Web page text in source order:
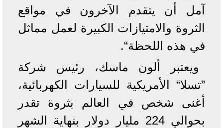
آمل أن يتقدم الآخرون في مواقع
الثروة والامتيازات الكبيرة لعمل مماثل
في هذه اللحظة“.
ويعتبر ألون ماسك، رئيس شركة
”تسلا“ الأمريكية للسيارات الكهربائية،
أغنى شخص في العالم بثروة تقدر
بحوالي 224 مليار دولار بنهاية الشهر